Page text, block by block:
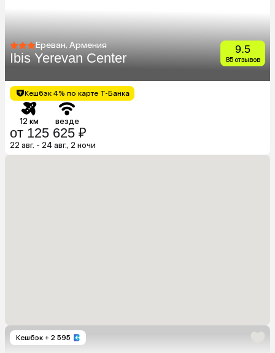
Ереван, Армения
Ibis Yerevan Center
9.5
85 отзывов
Кешбэк 4% по карте Т-Банка
12 км везде
от 125 625 ₽
22 авг. - 24 авг., 2 ночи
Кешбэк + 2 595